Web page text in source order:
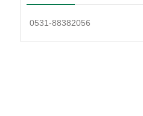
0531-88382056